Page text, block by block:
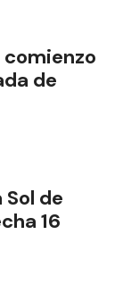
de
de
16